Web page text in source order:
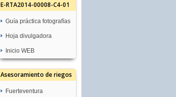
E-RTA2014-00008-C4-01
Guía práctica fotografías
Hoja divulgadora
Inicio WEB
Asesoramiento de riegos
Fuerteventura